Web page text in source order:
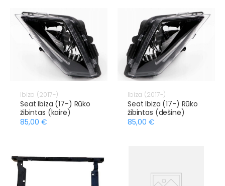
Ibiza (2017-)
Seat Ibiza (17-) Rūko
žibintas (kairė)
85,00 €
Ibiza (2017-)
Seat Ibiza (17-) Rūko
žibintas (dešinė)
85,00 €